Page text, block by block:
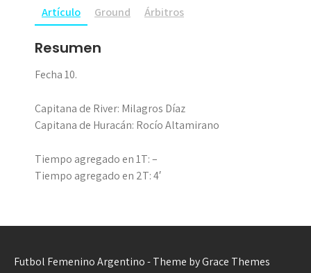
Artículo Ground Árbitros
Resumen
Fecha 10.
Capitana de River: Milagros Díaz
Capitana de Huracán: Rocío Altamirano
Tiempo agregado en 1T: –
Tiempo agregado en 2T: 4′
Futbol Femenino Argentino - Theme by Grace Themes